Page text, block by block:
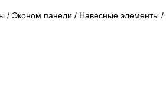
/ Эконом панели / Навесные элементы /